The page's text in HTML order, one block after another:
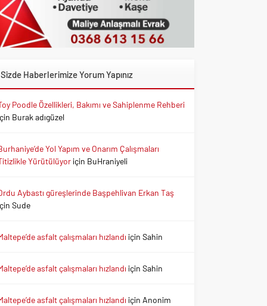
Sizde Haberlerimize Yorum Yapınız
Poodle Özellikleri, Bakımı ve Sahiplenme Rehberi
Burak adıgüzel
Yol Yapım ve Onarım Çalışmaları
Yürütülüyoriçin BuHraniyeli
Aybastı güreşlerinde Başpehlivan Erkan Taş
Sude
asfalt çalışmaları hızlandı içinSahin
asfalt çalışmaları hızlandı içinSahin
asfalt çalışmaları hızlandı için Anonim